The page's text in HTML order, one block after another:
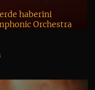
haberini
Orchestra